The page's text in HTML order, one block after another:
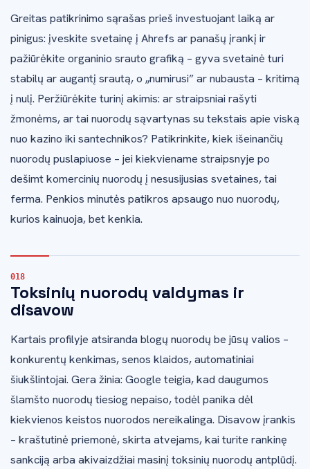
Greitas patikrinimo sąrašas prieš investuojant laiką ar
pinigus: įveskite svetainę į Ahrefs ar panašų įrankį ir
pažiūrėkite organinio srauto grafiką – gyva svetainė turi
stabilų ar augantį srautą, o „numirusi” ar nubausta – kritimą
į nulį. Peržiūrėkite turinį akimis: ar straipsniai rašyti
žmonėms, ar tai nuorodų sąvartynas su tekstais apie viską
nuo kazino iki santechnikos? Patikrinkite, kiek išeinančių
nuorodų puslapiuose – jei kiekviename straipsnyje po
dešimt komercinių nuorodų į nesusijusias svetaines, tai
ferma. Penkios minutės patikros apsaugo nuo nuorodų,
kurios kainuoja, bet kenkia.
Toksinių nuorodų valdymas ir
disavow
Kartais profilyje atsiranda blogų nuorodų be jūsų valios –
konkurentų kenkimas, senos klaidos, automatiniai
šiukšlintojai. Gera žinia: Google teigia, kad daugumos
šlamšto nuorodų tiesiog nepaiso, todėl panika dėl
kiekvienos keistos nuorodos nereikalinga. Disavow įrankis
– kraštutinė priemonė, skirta atvejams, kai turite rankinę
sankciją arba akivaizdžiai masinį toksinių nuorodų antplūdį.